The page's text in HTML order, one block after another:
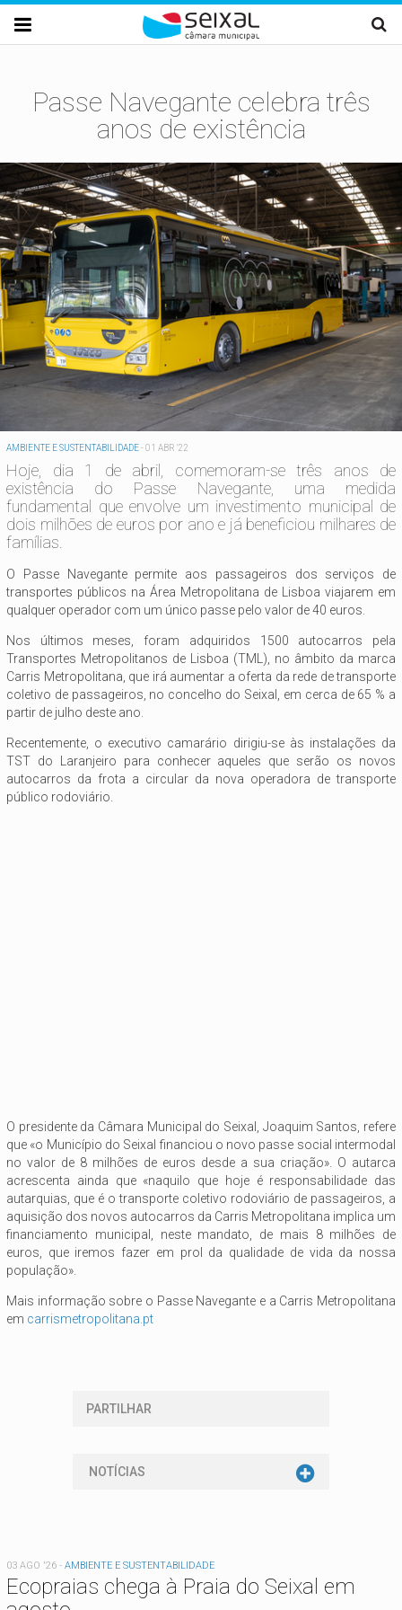
Passar para o conteúdo principal

Passe Navegante celebra três
anos de existência
AMBIENTE E SUSTENTABILIDADE-01 ABR '22
Hoje, dia 1 de abril, comemoram-se três anos de
existência do Passe Navegante, uma medida
fundamental que envolve um investimento municipal de
dois milhões de euros por ano e já beneficiou milhares de
famílias.
O Passe Navegante permite aos passageiros dos serviços de
transportes públicos na Área Metropolitana de Lisboa viajarem em
qualquer operador com um único passe pelo valor de 40 euros.
Nos últimos meses, foram adquiridos 1500 autocarros pela
Transportes Metropolitanos de Lisboa (TML), no âmbito da marca
Carris Metropolitana, que irá aumentar a oferta da rede de transporte
coletivo de passageiros, no concelho do Seixal, em cerca de 65 % a
partir de julho deste ano.
Recentemente, o executivo camarário dirigiu-se às instalações da
TST do Laranjeiro para conhecer aqueles que serão os novos
autocarros da frota a circular da nova operadora de transporte
público rodoviário.
O presidente da Câmara Municipal do Seixal, Joaquim Santos, refere
que «o Município do Seixal financiou o novo passe social intermodal
no valor de 8 milhões de euros desde a sua criação». O autarca
acrescenta ainda que «naquilo que hoje é responsabilidade das
autarquias, que é o transporte coletivo rodoviário de passageiros, a
aquisição dos novos autocarros da Carris Metropolitana implica um
financiamento municipal, neste mandato, de mais 8 milhões de
euros, que iremos fazer em prol da qualidade de vida da nossa
população».
Mais informação sobre o Passe Navegante e a Carris Metropolitana
em carrismetropolitana.pt
PARTILHAR
NOTÍCIAS
03 AGO '26 - AMBIENTE E SUSTENTABILIDADE
Ecopraias chega à Praia do Seixal em